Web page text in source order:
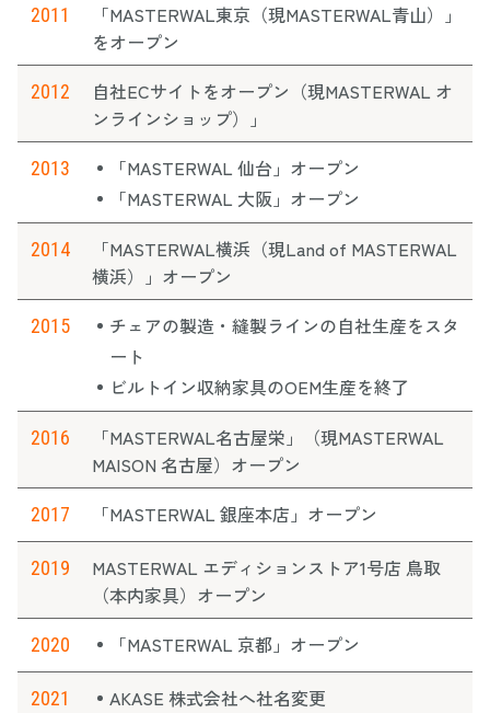
2011
「MASTERWAL東京（現MASTERWAL青山）」
をオープン
2012
自社ECサイトをオープン（現MASTERWAL オ
ンラインショップ）」
2013
「MASTERWAL 仙台」オープン
「MASTERWAL 大阪」オープン
2014
「MASTERWAL横浜（現Land of MASTERWAL
横浜）」オープン
2015
チェアの製造・縫製ラインの自社生産をスタ
ート
ビルトイン収納家具のOEM生産を終了
2016
「MASTERWAL名古屋栄」（現MASTERWAL
MAISON 名古屋）オープン
2017 「MASTERWAL 銀座本店」オープン
2019
MASTERWAL エディションストア1号店 鳥取
（本内家具）オープン
2020 「MASTERWAL 京都」オープン
2021
AKASE 株式会社へ社名変更